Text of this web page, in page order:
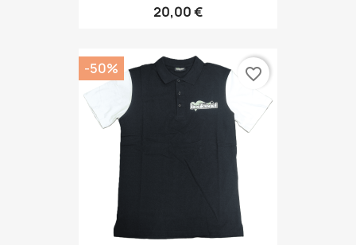
20,00 €
-50% favorite_border